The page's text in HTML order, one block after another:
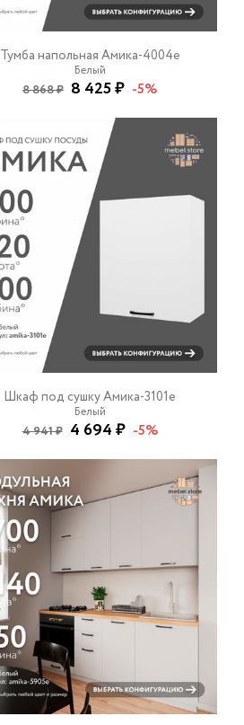
Тумба напольная Амика-4004e
Белый
8 868 ₽ 8 425 ₽ -5%
Шкаф под сушку Амика-3101e
Белый
4 941 ₽ 4 694 ₽ -5%